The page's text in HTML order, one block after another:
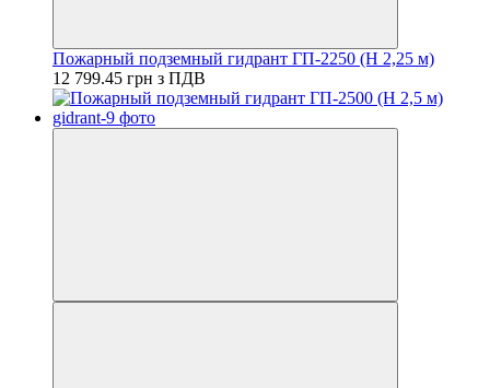
Пожарный подземный гидрант ГП-2250 (H 2,25 м)
12 799.45 грн з ПДВ